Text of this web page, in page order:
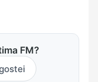
FM?